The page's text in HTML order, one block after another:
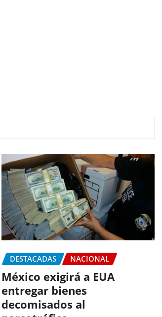
DESTACADAS NACIONAL
México exigirá a EUA
entregar bienes
decomisados al